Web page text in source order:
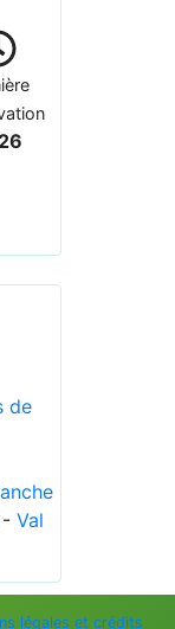
de
- Val
légales et crédits